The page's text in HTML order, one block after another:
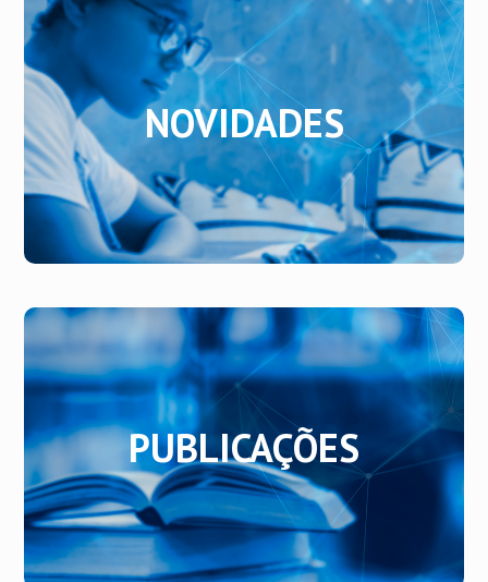
NOVIDADES
NOVIDADES
Fique por dentro das nossas novidades.
PUBLICAÇÕES
PUBLICAÇÕES
Acompanhe nossas publicações.